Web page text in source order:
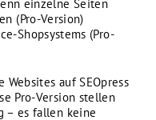
einzelne Seiten
(Pro-Version)
Shopsystems (Pro-
Websites auf SEOpress
Pro-Version stellen
– es fallen keine